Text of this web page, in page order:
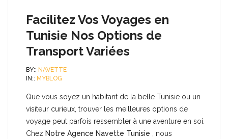
Facilitez Vos Voyages en
Tunisie Nos Options de
Transport Variées
BY:: NAVETTE
IN:: MYBLOG
Que vous soyez un habitant de la belle Tunisie ou un
visiteur curieux, trouver les meilleures options de
voyage peut parfois ressembler à une aventure en soi.
Chez Notre Agence Navette Tunisie , nous